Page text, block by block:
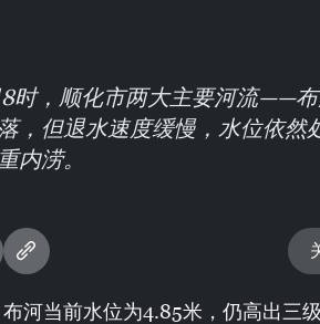
时，顺化市两大主要河流——
，但退水速度缓慢，水位依然
内涝。
河当前水位为4.85米，仍高出三